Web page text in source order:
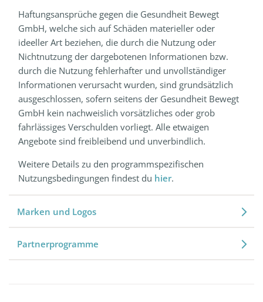
Haftungsansprüche gegen die Gesundheit Bewegt
GmbH, welche sich auf Schäden materieller oder
ideeller Art beziehen, die durch die Nutzung oder
Nichtnutzung der dargebotenen Informationen bzw.
durch die Nutzung fehlerhafter und unvollständiger
Informationen verursacht wurden, sind grundsätzlich
ausgeschlossen, sofern seitens der Gesundheit Bewegt
GmbH kein nachweislich vorsätzliches oder grob
fahrlässiges Verschulden vorliegt. Alle etwaigen
Angebote sind freibleibend und unverbindlich.
Weitere Details zu den programmspezifischen
Nutzungsbedingungen findest du hier.
Marken und Logos
Partnerprogramme